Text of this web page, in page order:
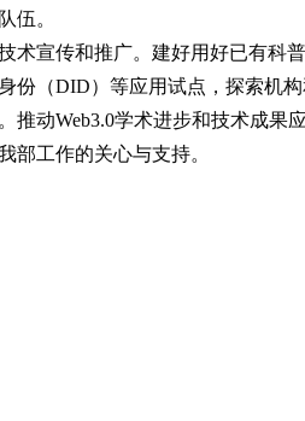
伍。
术宣传和推广。建好用好已有科
份（DID）等应用试点，探索机
推动Web3.0学术进步和技术成果
部工作的关心与支持。